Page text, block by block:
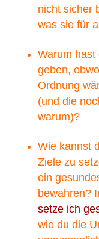
nicht sicher
was sie für
Warum hast
geben,
Ordnung
(und die
warum)?
Wie kannst
Ziele zu
ein
bewahren?
setze ich
wie du die